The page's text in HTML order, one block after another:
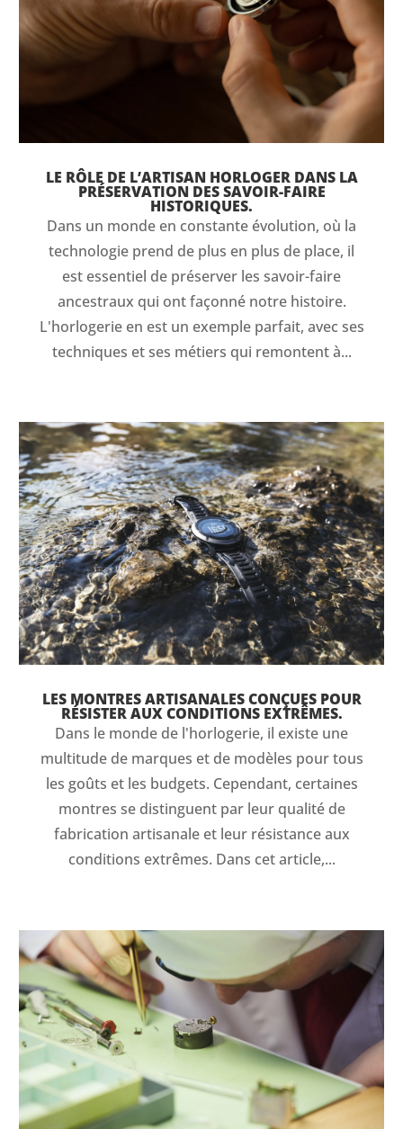
LE RÔLE DE L’ARTISAN HORLOGER DANS LA
PRÉSERVATION DES SAVOIR-FAIRE
HISTORIQUES.
Dans un monde en constante évolution, où la
technologie prend de plus en plus de place, il
est essentiel de préserver les savoir-faire
ancestraux qui ont façonné notre histoire.
L'horlogerie en est un exemple parfait, avec ses
techniques et ses métiers qui remontent à...
LES MONTRES ARTISANALES CONÇUES POUR
RÉSISTER AUX CONDITIONS EXTRÊMES.
Dans le monde de l'horlogerie, il existe une
multitude de marques et de modèles pour tous
les goûts et les budgets. Cependant, certaines
montres se distinguent par leur qualité de
fabrication artisanale et leur résistance aux
conditions extrêmes. Dans cet article,...